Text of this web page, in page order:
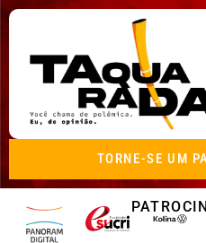
TORNE-SE UM